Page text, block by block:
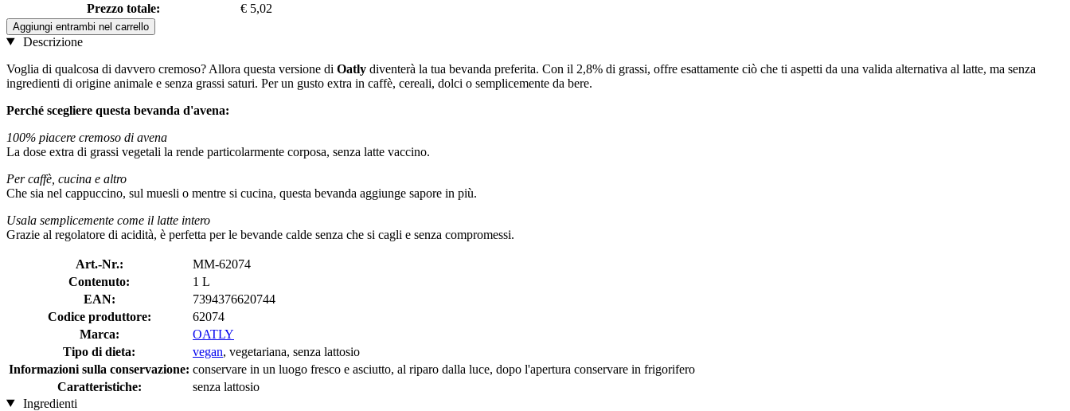
Prezzo totale:
€ 5,02
Aggiungi entrambi nel carrello
Descrizione
Voglia di qualcosa di davvero cremoso? Allora questa versione di Oatly diventerà la tua bevanda preferita. Con il 2,8% di grassi, offre esattamente ciò che ti aspetti da una valida alternativa al latte, ma senza
ingredienti di origine animale e senza grassi saturi. Per un gusto extra in caffè, cereali, dolci o semplicemente da bere.
Perché scegliere questa bevanda d'avena:
100% piacere cremoso di avena
La dose extra di grassi vegetali la rende particolarmente corposa, senza latte vaccino.
Per caffè, cucina e altro
Che sia nel cappuccino, sul muesli o mentre si cucina, questa bevanda aggiunge sapore in più.
Usala semplicemente come il latte intero
Grazie al regolatore di acidità, è perfetta per le bevande calde senza che si cagli e senza compromessi.
Art.-Nr.:
MM-62074
Contenuto:
1 L
EAN:
7394376620744
Codice produttore:
62074
Marca:
OATLY
Tipo di dieta:
vegan, vegetariana, senza lattosio
Informazioni sulla conservazione: conservare in un luogo fresco e asciutto, al riparo dalla luce, dopo l'apertura conservare in frigorifero
Caratteristiche:
senza lattosio
Ingredienti